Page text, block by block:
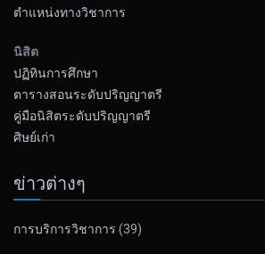
ตำแหน่งทางวิชาการ
นิสิต
ปฏิทินการศึกษา
ตารางสอนระดับปริญญาตรี
คู่มือนิสิตระดับปริญญาตรี
ศิษย์เก่า
ข่าวต่างๆ
การบริการวิชาการ (39)